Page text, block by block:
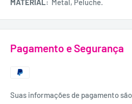
MATERIAL: Metal, Peluche.
Pagamento e Segurança
Suas informações de pagamento